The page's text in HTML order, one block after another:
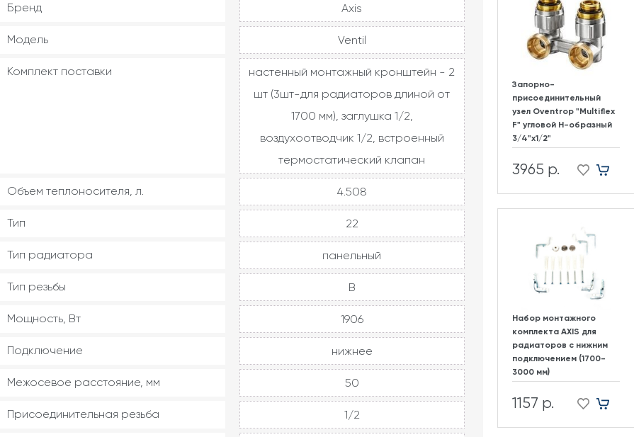
Бренд Axis
Модель Ventil
Комплект поставки
настенный монтажный кронштейн - 2
шт (3шт-для радиаторов длиной от
1700 мм), заглушка 1/2,
воздухоотводчик 1/2, встроенный
термостатический клапан
Объем теплоносителя, л. 4.508
Тип 22
Тип радиатора панельный
Тип резьбы В
Мощность, Вт 1906
Подключение нижнее
Межосевое расстояние, мм 50
Присоединительная резьба 1/2
Запорно-
присоединительный
узел Oventrop "Multiflex
F" угловой H-образный
3/4"х1/2"
3965 р.
Набор монтажного
комплекта AXIS для
радиаторов с нижним
подключением (1700-
3000 мм)
1157 р.